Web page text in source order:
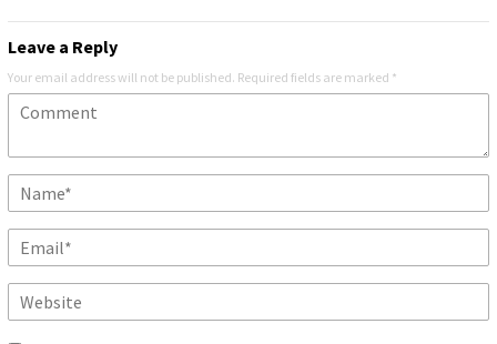
Leave a Reply
Your email address will not be published. Required fields are marked *